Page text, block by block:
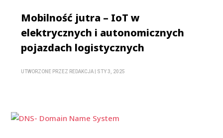
Mobilność jutra – IoT w
elektrycznych i autonomicznych
pojazdach logistycznych
UTWORZONE PRZEZ REDAKCJA STY 3, 2025